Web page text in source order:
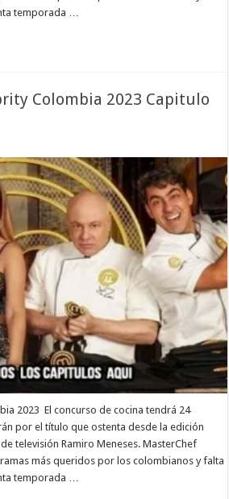
temporada …
Colombia 2023 Capitulo
2023 El concurso de cocina tendrá 24
por el título que ostenta desde la edición
televisión Ramiro Meneses. MasterChef
más queridos por los colombianos y falta
temporada …